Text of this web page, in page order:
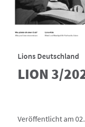
Lions Deutschland
LION 3/
Veröffentlicht am